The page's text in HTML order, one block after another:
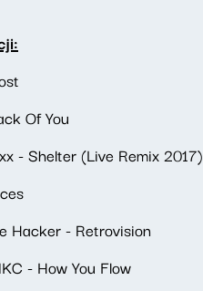
Of You
- Shelter (Live Remix 2017)
Hacker - Retrovision
- How You Flow